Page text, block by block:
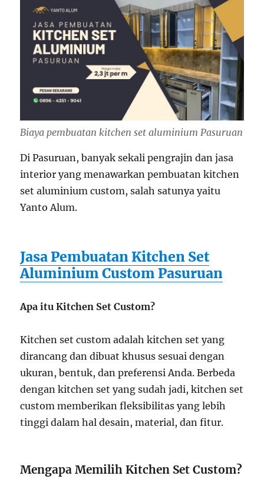
Biaya pembuatan kitchen set aluminium Pasuruan
Di Pasuruan, banyak sekali pengrajin dan jasa
interior yang menawarkan pembuatan kitchen
set aluminium custom, salah satunya yaitu
Yanto Alum.
Jasa Pembuatan Kitchen Set
Aluminium Custom Pasuruan
Apa itu Kitchen Set Custom?
Kitchen set custom adalah kitchen set yang
dirancang dan dibuat khusus sesuai dengan
ukuran, bentuk, dan preferensi Anda. Berbeda
dengan kitchen set yang sudah jadi, kitchen set
custom memberikan fleksibilitas yang lebih
tinggi dalam hal desain, material, dan fitur.
Mengapa Memilih Kitchen Set Custom?